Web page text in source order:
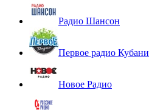
Радио Шансон
Первое радио Кубани
Новое Радио